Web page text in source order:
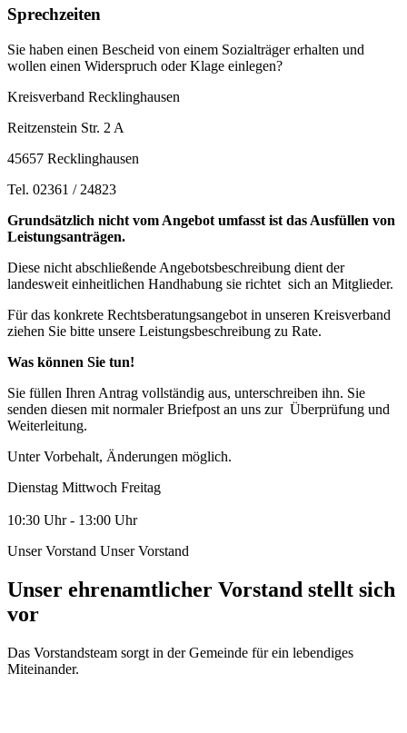
Sprechzeiten
Sie haben einen Bescheid von einem Sozialträger erhalten und
wollen einen Widerspruch oder Klage einlegen?
Kreisverband Recklinghausen
Reitzenstein Str. 2 A
45657 Recklinghausen
Tel. 02361 / 24823
Grundsätzlich nicht vom Angebot umfasst ist das Ausfüllen von
Leistungsanträgen.
Diese nicht abschließende Angebotsbeschreibung dient der
landesweit einheitlichen Handhabung sie richtet sich an Mitglieder.
Für das konkrete Rechtsberatungsangebot in unseren Kreisverband
ziehen Sie bitte unsere Leistungsbeschreibung zu Rate.
Was können Sie tun!
Sie füllen Ihren Antrag vollständig aus, unterschreiben ihn. Sie
senden diesen mit normaler Briefpost an uns zur Überprüfung und
Weiterleitung.
Unter Vorbehalt, Änderungen möglich.
Dienstag Mittwoch Freitag
10:30 Uhr - 13:00 Uhr
Unser Vorstand Unser Vorstand
Unser ehrenamtlicher Vorstand stellt sich
vor
Das Vorstandsteam sorgt in der Gemeinde für ein lebendiges
Miteinander.